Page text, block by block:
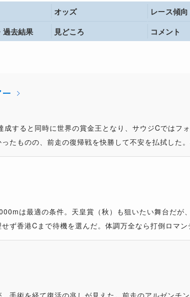
オッズ レース傾向
過去結果 見どころ コメント
すると同時に世界の賞金王となり、サウジCではフ
たものの、前走の復帰戦を快勝して不安を払拭した
は最適の条件。天皇賞（秋）も狙いたい舞台だが
ず香港Cまで待機を選んだ。体調万全なら打倒ロマン
手術を経て復活の兆しが見えた。前走のアルゼンチ